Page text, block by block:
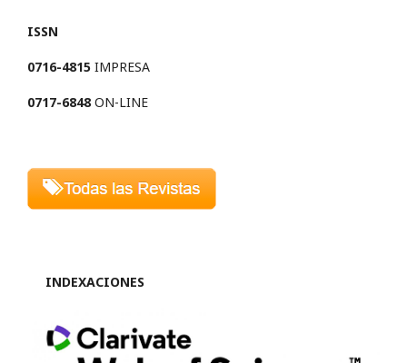
ISSN
0716-4815 IMPRESA
0717-6848ON-LINE
INDEXACIONES